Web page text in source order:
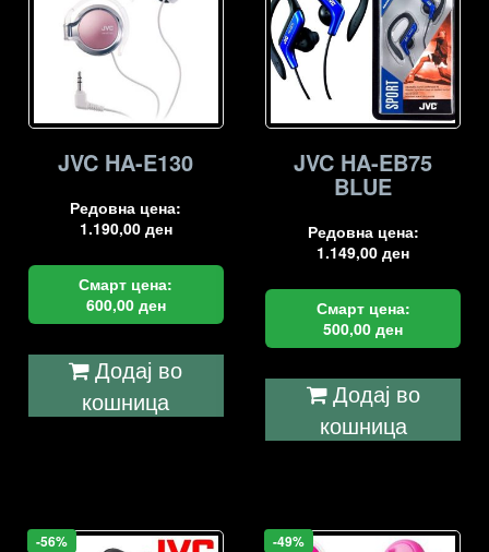
JVC HA-E130
Редовна цена:
1.190,00 ден
Смарт цена:
600,00 ден
Додај во
кошница
JVC HA-EB75
BLUE
Редовна цена:
1.149,00ден
Смарт цена:
500,00ден
Додај во
кошница
-56% -49%